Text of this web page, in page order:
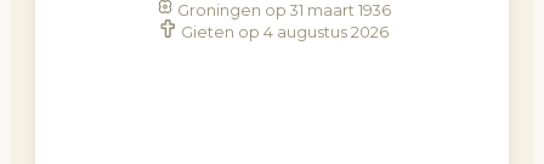
Groningen op 31 maart 1936
Gieten op 4 augustus 2026